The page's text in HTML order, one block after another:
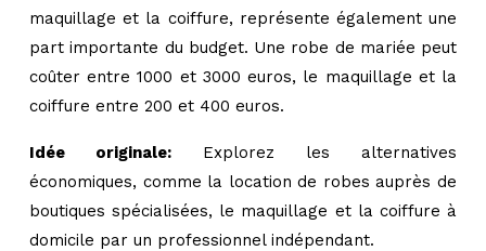
maquillage et la coiffure, représente également une
part importante du budget. Une robe de mariée peut
coûter entre 1000 et 3000 euros, le maquillage et la
coiffure entre 200 et 400 euros.
Idée originale: Explorez les alternatives
économiques, comme la location de robes auprès de
boutiques spécialisées, le maquillage et la coiffure à
domicile par un professionnel indépendant.